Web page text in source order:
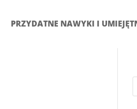
PRZYDATNE NAWYKI I